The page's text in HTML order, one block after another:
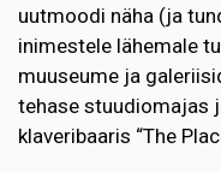
uutmoodi näha (ja
inimestele lähemale
muuseume ja
tehase stuudiomajas
klaveribaaris “The